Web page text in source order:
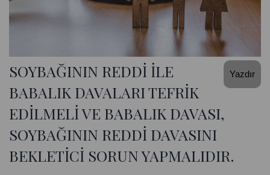
Yazdır
SOYBAĞININ REDDİ İLE
BABALIK DAVALARI TEFRİK
EDİLMELİ VE BABALIK DAVASI,
SOYBAĞININ REDDİ DAVASINI
BEKLETİCİ SORUN YAPMALIDIR.